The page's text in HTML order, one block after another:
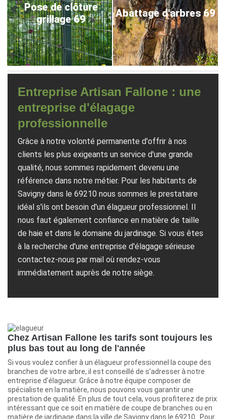
Pose de clôture
grillage 69
Abattage d'arbres 69
Entreprise Artisan Fallone : une
entreprise d'élagage
professionnelle
Grâce à notre volonté permanente d'offrir à nos
clients les plus exigeants un service d'une grande
qualité, nous sommes rapidement devenu une
référence dans notre métier. Pour les habitants de
Savigny dans le 69210 nous sommes le prestataire
idéal s'ils ont besoin d'un élagueur professionnel. Il
nous faut également confiance en matière de taille
de haie et dans le domaine du jardinage. Si vous êtes
à la recherche d'une entreprise d'élagage sérieuse
contactez-nous par mail où rendez-vous
immédiatement auprès de notre siège.
Chez Artisan Fallone les tarifs sont toujours les
plus bas tout au long de l'année
Si vous voulez confier à un élagueur professionnel la coupe des
branches de votre arbre, il est conseillé de s’adresser à notre
entreprise d'élagueur. Grâce à notre équipe composer de
spécialiste en la matière, nous pouvons vous garantir une
prestation de qualité. En plus de tout cela, vous profiterez de prix
intéressant que ce soit en matière de coupe de branches ou en
matière de jardinage dans la ville de Savigny dans le 69210 . Pour